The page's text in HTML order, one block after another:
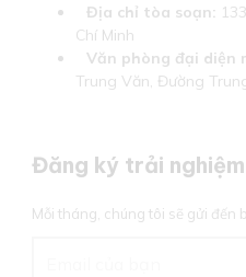
Địa chỉ tòa soạn:
Chí Minh
Văn phòng đại diện
Trung Văn, Đường
Đăng ký trải
Mỗi tháng, chúng tôi sẽ gửi đến